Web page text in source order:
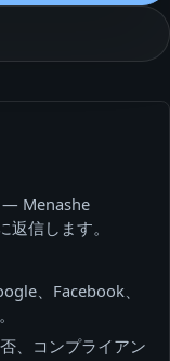
— Menashe
信します。
、Facebook、
、コンプライアン